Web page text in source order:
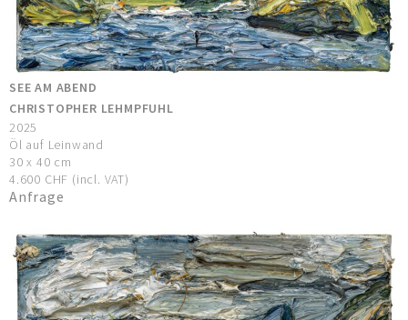
SEE AM ABEND
CHRISTOPHER LEHMPFUHL
2025
Öl auf Leinwand
30 x 40 cm
4.600 CHF (incl. VAT)
Anfrage